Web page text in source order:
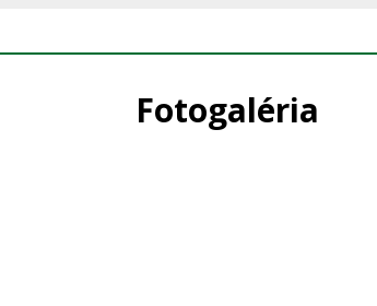
Fotogaléria